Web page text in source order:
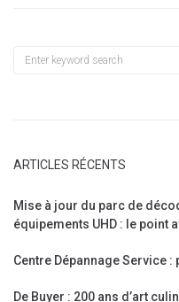
ARTICLES RÉCENTS
Mise à jour du parc de
équipements UHD : le point
Centre Dépannage Service :
De Buyer : 200 ans d’art